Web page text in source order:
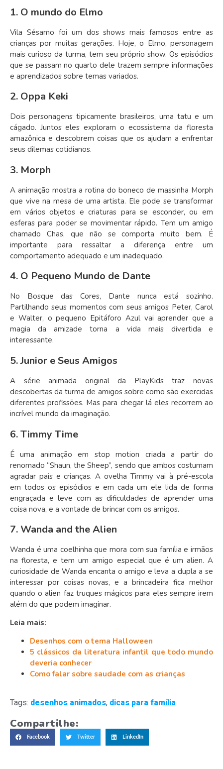
1. O mundo do Elmo
Vila Sésamo foi um dos shows mais famosos entre as
crianças por muitas gerações. Hoje, o Elmo, personagem
mais curioso da turma, tem seu próprio show. Os episódios
que se passam no quarto dele trazem sempre informações
e aprendizados sobre temas variados.
2. Oppa Keki
Dois personagens tipicamente brasileiros, uma tatu e um
cágado. Juntos eles exploram o ecossistema da floresta
amazônica e descobrem coisas que os ajudam a enfrentar
seus dilemas cotidianos.
3. Morph
A animação mostra a rotina do boneco de massinha Morph
que vive na mesa de uma artista. Ele pode se transformar
em vários objetos e criaturas para se esconder, ou em
esferas para poder se movimentar rápido. Tem um amigo
chamado Chas, que não se comporta muito bem. É
importante para ressaltar a diferença entre um
comportamento adequado e um inadequado.
4. O Pequeno Mundo de Dante
No Bosque das Cores, Dante nunca está sozinho.
Partilhando seus momentos com seus amigos Peter, Carol
e Walter, o pequeno Epitáforo Azul vai aprender que a
magia da amizade torna a vida mais divertida e
interessante.
5. Junior e Seus Amigos
A série animada original da PlayKids traz novas
descobertas da turma de amigos sobre como são exercidas
diferentes profissões. Mas para chegar lá eles recorrem ao
incrível mundo da imaginação.
6. Timmy Time
É uma animação em stop motion criada a partir do
renomado “Shaun, the Sheep”, sendo que ambos costumam
agradar pais e crianças. A ovelha Timmy vai à pré-escola
em todos os episódios e em cada um ele lida de forma
engraçada e leve com as dificuldades de aprender uma
coisa nova, e a vontade de brincar com os amigos.
7. Wanda and the Alien
Wanda é uma coelhinha que mora com sua família e irmãos
na floresta, e tem um amigo especial que é um alien. A
curiosidade de Wanda encanta o amigo e leva a dupla a se
interessar por coisas novas, e a brincadeira fica melhor
quando o alien faz truques mágicos para eles sempre irem
além do que podem imaginar.
Leia mais:
Desenhos com o tema Halloween
5 clássicos da literatura infantil que todo mundo
deveria conhecer
Como falar sobre saudade com as crianças
Tags: desenhos animados, dicas para família
Compartilhe:
Facebook Twitter LinkedIn